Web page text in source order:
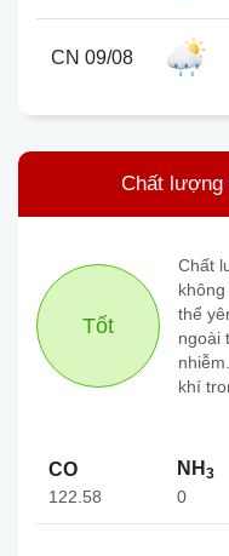
CN 09/08
Chất lượng
Tốt
Chất
thể
ngoài
khí
CO
122.58
NH 3
0